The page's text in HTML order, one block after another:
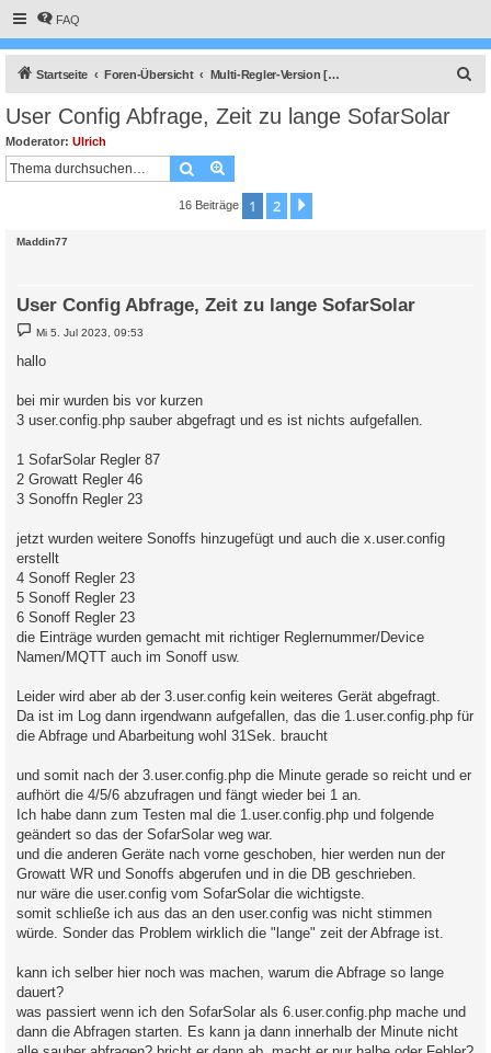
FAQ
Startseite Foren-Übersicht Multi-Regler-Version [ bis zu 6 Geräten an einem Raspberry Pi ]
User Config Abfrage, Zeit zu lange SofarSolar
Moderator: Ulrich
Suche
16 Beiträge 1 2
Maddin77
User Config Abfrage, Zeit zu lange SofarSolar
B
e
i
t
a
g
Mi 5. Jul 2023, 09:53
hallo
bei mir wurden bis vor kurzen
3 user.config.php sauber abgefragt und es ist nichts aufgefallen.
1 SofarSolar Regler 87
2 Growatt Regler 46
3 Sonoffn Regler 23
jetzt wurden weitere Sonoffs hinzugefügt und auch die x.user.config
erstellt
4 Sonoff Regler 23
5 Sonoff Regler 23
6 Sonoff Regler 23
die Einträge wurden gemacht mit richtiger Reglernummer/Device
Namen/MQTT auch im Sonoff usw.
Leider wird aber ab der 3.user.config kein weiteres Gerät abgefragt.
Da ist im Log dann irgendwann aufgefallen, das die 1.user.config.php für
die Abfrage und Abarbeitung wohl 31Sek. braucht
und somit nach der 3.user.config.php die Minute gerade so reicht und er
aufhört die 4/5/6 abzufragen und fängt wieder bei 1 an.
Ich habe dann zum Testen mal die 1.user.config.php und folgende
geändert so das der SofarSolar weg war.
und die anderen Geräte nach vorne geschoben, hier werden nun der
Growatt WR und Sonoffs abgerufen und in die DB geschrieben.
nur wäre die user.config vom SofarSolar die wichtigste.
somit schließe ich aus das an den user.config was nicht stimmen
würde. Sonder das Problem wirklich die "lange" zeit der Abfrage ist.
kann ich selber hier noch was machen, warum die Abfrage so lange
dauert?
was passiert wenn ich den SofarSolar als 6.user.config.php mache und
dann die Abfragen starten. Es kann ja dann innerhalb der Minute nicht